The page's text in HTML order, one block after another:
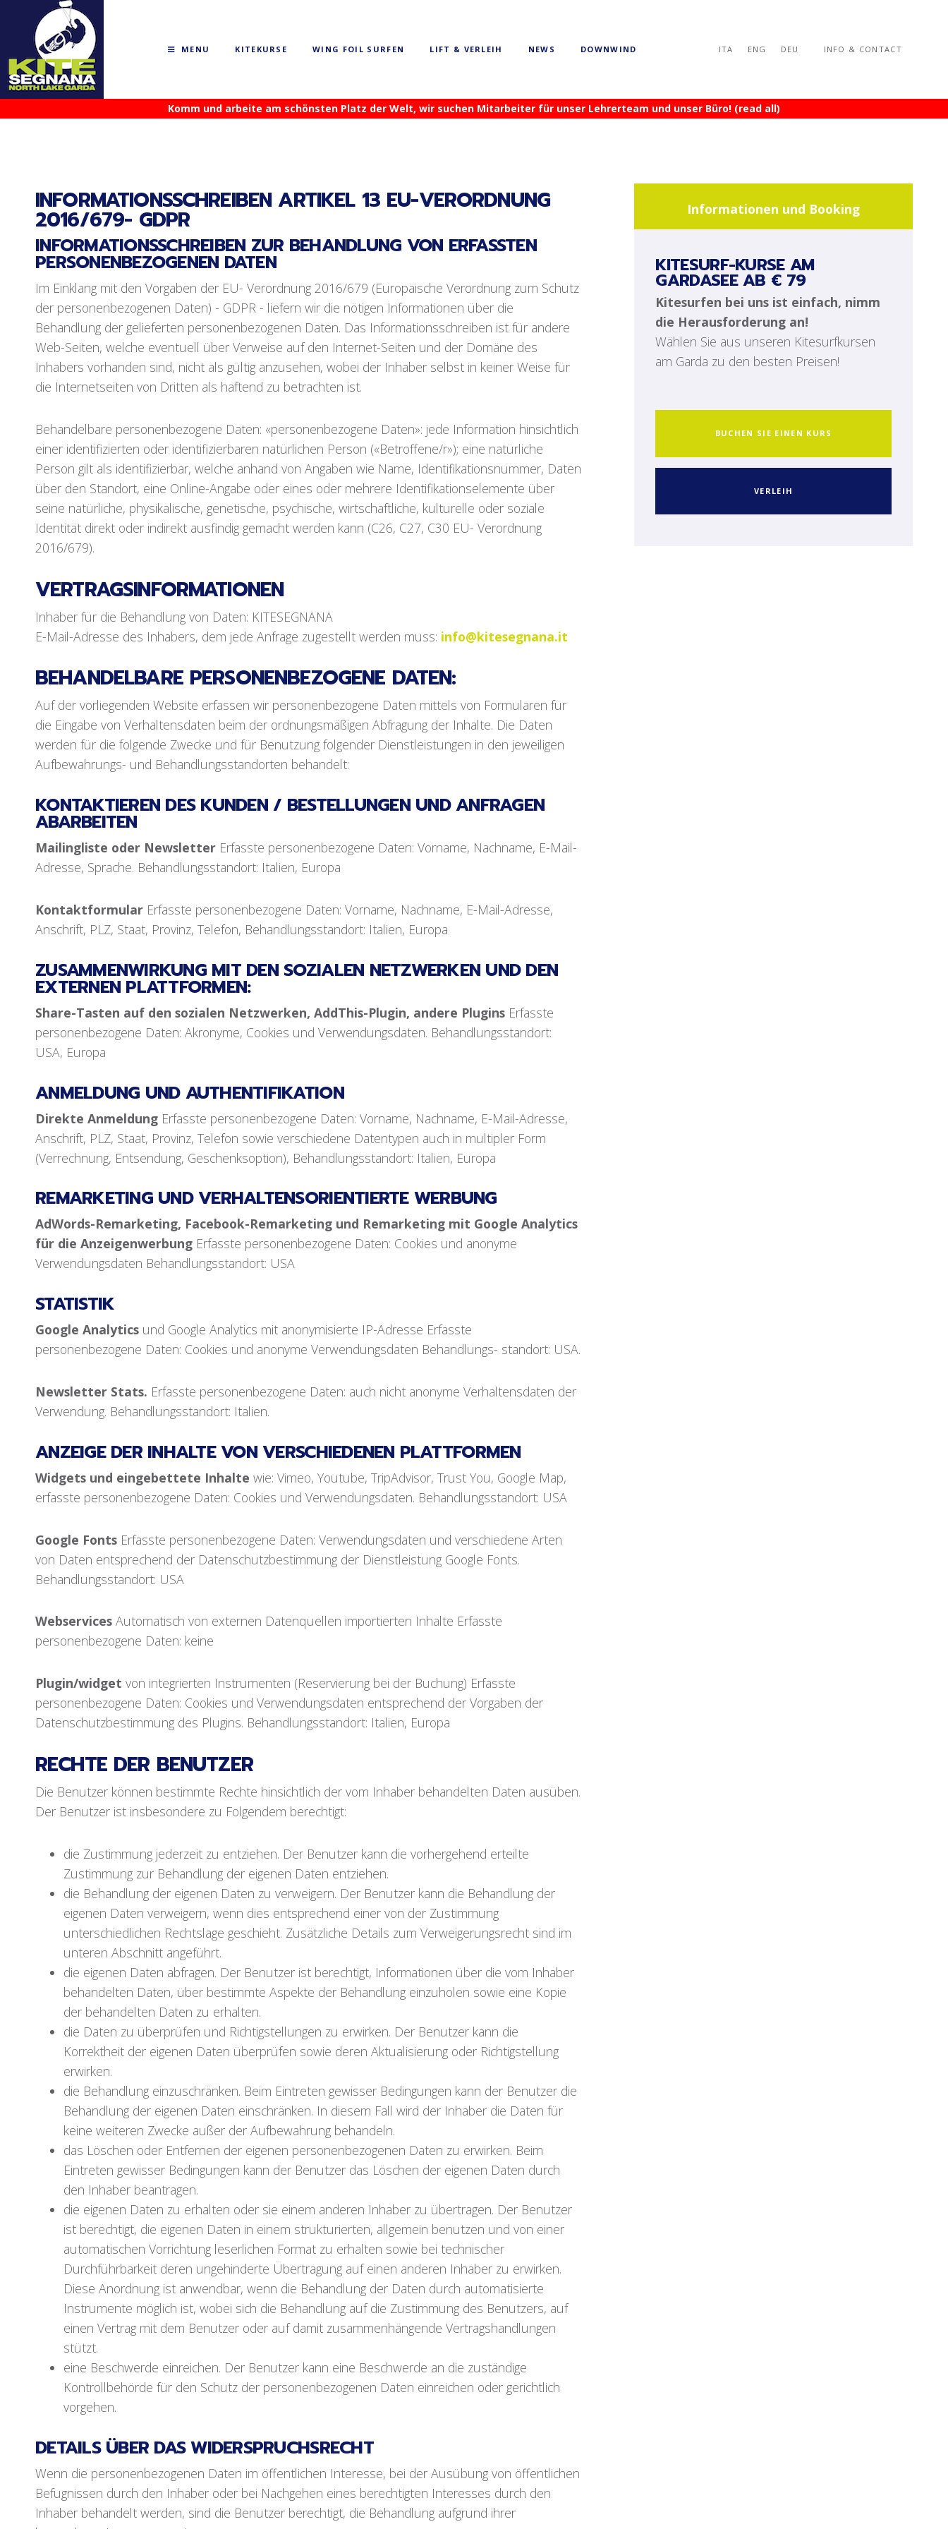
MENU KITEKURSE WING FOIL SURFEN LIFT & VERLEIH NEWS DOWNWIND ITA ENG DEU INFO & CONTACT
Komm und arbeite am schönsten Platz der Welt, wir suchen Mitarbeiter für unser Lehrerteam und unser Büro! (read all)
INFORMATIONSSCHREIBEN ARTIKEL 13 EU-VERORDNUNG
2016/679- GDPR
INFORMATIONSSCHREIBEN ZUR BEHANDLUNG VON ERFASSTEN
PERSONENBEZOGENEN DATEN
Im Einklang mit den Vorgaben der EU- Verordnung 2016/679 (Europäische Verordnung zum Schutz
der personenbezogenen Daten) - GDPR - liefern wir die nötigen Informationen über die
Behandlung der gelieferten personenbezogenen Daten. Das Informationsschreiben ist für andere
Web-Seiten, welche eventuell über Verweise auf den Internet-Seiten und der Domäne des
Inhabers vorhanden sind, nicht als gültig anzusehen, wobei der Inhaber selbst in keiner Weise für
die Internetseiten von Dritten als haftend zu betrachten ist.
Behandelbare personenbezogene Daten: «personenbezogene Daten»: jede Information hinsichtlich
einer identifizierten oder identifizierbaren natürlichen Person («Betroffene/r»); eine natürliche
Person gilt als identifizierbar, welche anhand von Angaben wie Name, Identifikationsnummer, Daten
über den Standort, eine Online-Angabe oder eines oder mehrere Identifikationselemente über
seine natürliche, physikalische, genetische, psychische, wirtschaftliche, kulturelle oder soziale
Identität direkt oder indirekt ausfindig gemacht werden kann (C26, C27, C30 EU- Verordnung
2016/679).
VERTRAGSINFORMATIONEN
Inhaber für die Behandlung von Daten: KITESEGNANA
E-Mail-Adresse des Inhabers, dem jede Anfrage zugestellt werden muss: info@kitesegnana.it
BEHANDELBARE PERSONENBEZOGENE DATEN:
Auf der vorliegenden Website erfassen wir personenbezogene Daten mittels von Formularen für
die Eingabe von Verhaltensdaten beim der ordnungsmäßigen Abfragung der Inhalte. Die Daten
werden für die folgende Zwecke und für Benutzung folgender Dienstleistungen in den jeweiligen
Aufbewahrungs- und Behandlungsstandorten behandelt:
KONTAKTIEREN DES KUNDEN / BESTELLUNGEN UND ANFRAGEN
ABARBEITEN
Mailingliste oder Newsletter Erfasste personenbezogene Daten: Vorname, Nachname, E-Mail-
Adresse, Sprache. Behandlungsstandort: Italien, Europa
Kontaktformular Erfasste personenbezogene Daten: Vorname, Nachname, E-Mail-Adresse,
Anschrift, PLZ, Staat, Provinz, Telefon, Behandlungsstandort: Italien, Europa
ZUSAMMENWIRKUNG MIT DEN SOZIALEN NETZWERKEN UND DEN
EXTERNEN PLATTFORMEN:
Share-Tasten auf den sozialen Netzwerken, AddThis-Plugin, andere Plugins Erfasste
personenbezogene Daten: Akronyme, Cookies und Verwendungsdaten. Behandlungsstandort:
USA, Europa
ANMELDUNG UND AUTHENTIFIKATION
Direkte Anmeldung Erfasste personenbezogene Daten: Vorname, Nachname, E-Mail-Adresse,
Anschrift, PLZ, Staat, Provinz, Telefon sowie verschiedene Datentypen auch in multipler Form
(Verrechnung, Entsendung, Geschenksoption), Behandlungsstandort: Italien, Europa
REMARKETING UND VERHALTENSORIENTIERTE WERBUNG
AdWords-Remarketing, Facebook-Remarketing und Remarketing mit Google Analytics
für die Anzeigenwerbung Erfasste personenbezogene Daten: Cookies und anonyme
Verwendungsdaten Behandlungsstandort: USA
STATISTIK
Google Analytics und Google Analytics mit anonymisierte IP-Adresse Erfasste
personenbezogene Daten: Cookies und anonyme Verwendungsdaten Behandlungs- standort: USA.
Newsletter Stats. Erfasste personenbezogene Daten: auch nicht anonyme Verhaltensdaten der
Verwendung. Behandlungsstandort: Italien.
ANZEIGE DER INHALTE VON VERSCHIEDENEN PLATTFORMEN
Widgets und eingebettete Inhalte wie: Vimeo, Youtube, TripAdvisor, Trust You, Google Map,
erfasste personenbezogene Daten: Cookies und Verwendungsdaten. Behandlungsstandort: USA
Google Fonts Erfasste personenbezogene Daten: Verwendungsdaten und verschiedene Arten
von Daten entsprechend der Datenschutzbestimmung der Dienstleistung Google Fonts.
Behandlungsstandort: USA
Webservices Automatisch von externen Datenquellen importierten Inhalte Erfasste
personenbezogene Daten: keine
Plugin/widget von integrierten Instrumenten (Reservierung bei der Buchung) Erfasste
personenbezogene Daten: Cookies und Verwendungsdaten entsprechend der Vorgaben der
Datenschutzbestimmung des Plugins. Behandlungsstandort: Italien, Europa
RECHTE DER BENUTZER
Die Benutzer können bestimmte Rechte hinsichtlich der vom Inhaber behandelten Daten ausüben.
Der Benutzer ist insbesondere zu Folgendem berechtigt:
die Zustimmung jederzeit zu entziehen. Der Benutzer kann die vorhergehend erteilte
Zustimmung zur Behandlung der eigenen Daten entziehen.
die Behandlung der eigenen Daten zu verweigern. Der Benutzer kann die Behandlung der
eigenen Daten verweigern, wenn dies entsprechend einer von der Zustimmung
unterschiedlichen Rechtslage geschieht. Zusätzliche Details zum Verweigerungsrecht sind im
unteren Abschnitt angeführt.
die eigenen Daten abfragen. Der Benutzer ist berechtigt, Informationen über die vom Inhaber
behandelten Daten, über bestimmte Aspekte der Behandlung einzuholen sowie eine Kopie
der behandelten Daten zu erhalten.
die Daten zu überprüfen und Richtigstellungen zu erwirken. Der Benutzer kann die
Korrektheit der eigenen Daten überprüfen sowie deren Aktualisierung oder Richtigstellung
erwirken.
die Behandlung einzuschränken. Beim Eintreten gewisser Bedingungen kann der Benutzer die
Behandlung der eigenen Daten einschränken. In diesem Fall wird der Inhaber die Daten für
keine weiteren Zwecke außer der Aufbewahrung behandeln.
das Löschen oder Entfernen der eigenen personenbezogenen Daten zu erwirken. Beim
Eintreten gewisser Bedingungen kann der Benutzer das Löschen der eigenen Daten durch
den Inhaber beantragen.
die eigenen Daten zu erhalten oder sie einem anderen Inhaber zu übertragen. Der Benutzer
ist berechtigt, die eigenen Daten in einem strukturierten, allgemein benutzen und von einer
automatischen Vorrichtung leserlichen Format zu erhalten sowie bei technischer
Durchführbarkeit deren ungehinderte Übertragung auf einen anderen Inhaber zu erwirken.
Diese Anordnung ist anwendbar, wenn die Behandlung der Daten durch automatisierte
Instrumente möglich ist, wobei sich die Behandlung auf die Zustimmung des Benutzers, auf
einen Vertrag mit dem Benutzer oder auf damit zusammenhängende Vertragshandlungen
stützt.
eine Beschwerde einreichen. Der Benutzer kann eine Beschwerde an die zuständige
Kontrollbehörde für den Schutz der personenbezogenen Daten einreichen oder gerichtlich
vorgehen.
DETAILS ÜBER DAS WIDERSPRUCHSRECHT
Wenn die personenbezogenen Daten im öffentlichen Interesse, bei der Ausübung von öffentlichen
Befugnissen durch den Inhaber oder bei Nachgehen eines berechtigten Interesses durch den
Inhaber behandelt werden, sind die Benutzer berechtigt, die Behandlung aufgrund ihrer
Informationen und Booking
KITESURF-KURSE AM
GARDASEE AB € 79
Kitesurfen bei uns ist einfach, nimm
die Herausforderung an!
Wählen Sie aus unseren Kitesurfkursen
am Garda zu den besten Preisen!
BUCHEN SIE EINEN KURS
VERLEIH